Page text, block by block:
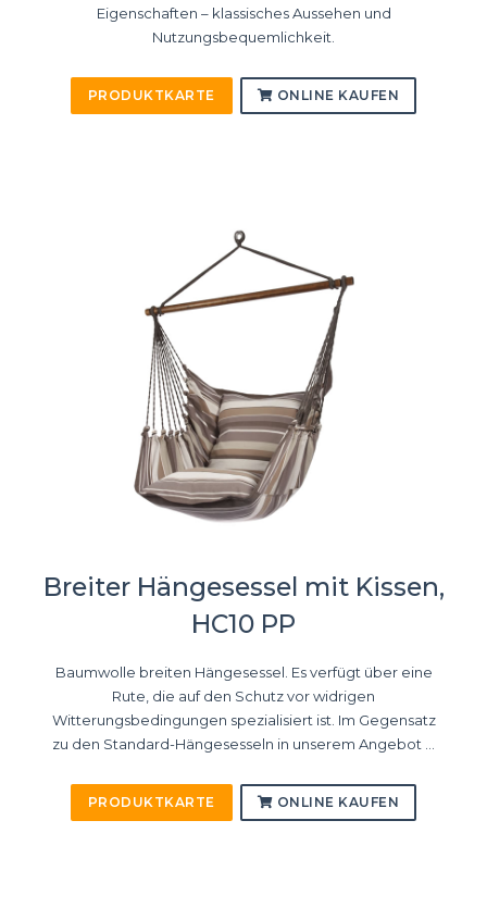
Eigenschaften – klassisches Aussehen und
Nutzungsbequemlichkeit.
PRODUKTKARTE ONLINE KAUFEN
Breiter Hängesessel mit Kissen,
HC10 PP
Baumwolle breiten Hängesessel. Es verfügt über eine
Rute, die auf den Schutz vor widrigen
Witterungsbedingungen spezialisiert ist. Im Gegensatz
zu den Standard-Hängesesseln in unserem Angebot ...
PRODUKTKARTE ONLINE KAUFEN